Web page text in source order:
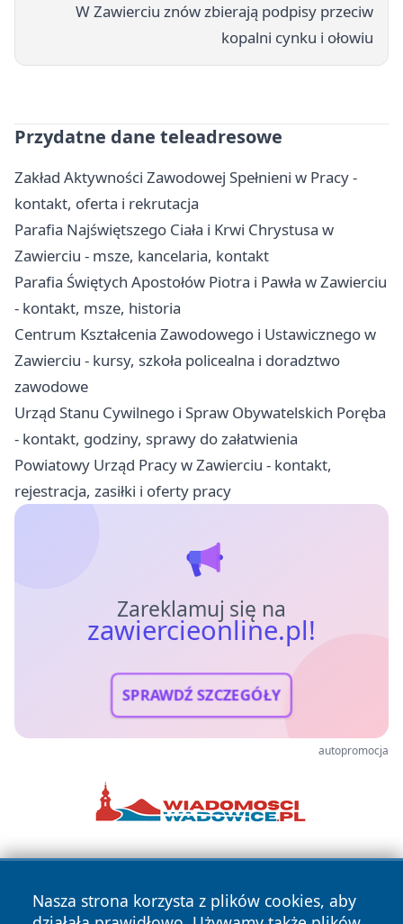
W Zawierciu znów zbierają podpisy przeciw
kopalni cynku i ołowiu
Przydatne dane teleadresowe
Zakład Aktywności Zawodowej Spełnieni w Pracy -
kontakt, oferta i rekrutacja
Parafia Najświętszego Ciała i Krwi Chrystusa w
Zawierciu - msze, kancelaria, kontakt
Parafia Świętych Apostołów Piotra i Pawła w Zawierciu
- kontakt, msze, historia
Centrum Kształcenia Zawodowego i Ustawicznego w
Zawierciu - kursy, szkoła policealna i doradztwo
zawodowe
Urząd Stanu Cywilnego i Spraw Obywatelskich Poręba
- kontakt, godziny, sprawy do załatwienia
Powiatowy Urząd Pracy w Zawierciu - kontakt,
rejestracja, zasiłki i oferty pracy
Zareklamuj się na
zawiercieonline.pl!
SPRAWDŹ SZCZEGÓŁY
autopromocja
Nasza strona korzysta z plików cookies, aby